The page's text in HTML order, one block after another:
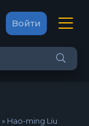
Войти
» Hao-ming Liu